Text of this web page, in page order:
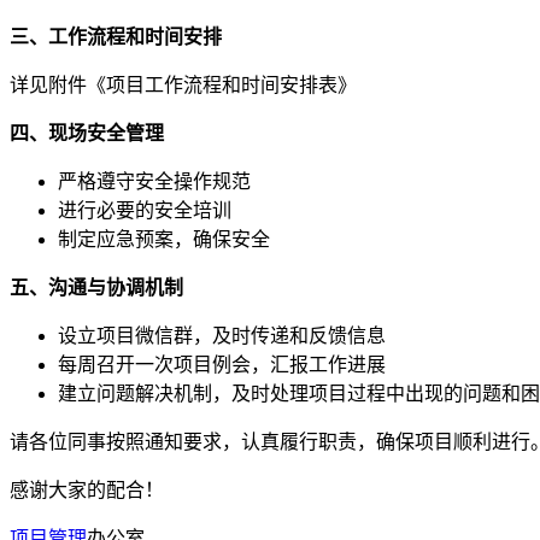
三、工作流程和时间安排
详见附件《项目工作流程和时间安排表》
四、现场安全管理
严格遵守安全操作规范
进行必要的安全培训
制定应急预案，确保安全
五、沟通与协调机制
设立项目微信群，及时传递和反馈信息
每周召开一次项目例会，汇报工作进展
建立问题解决机制，及时处理项目过程中出现的问题和
请各位同事按照通知要求，认真履行职责，确保项目顺利进行
感谢大家的配合！